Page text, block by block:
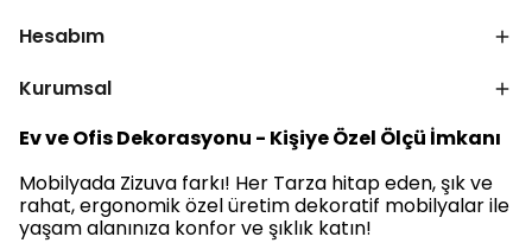
Hesabım
Kurumsal
Ev ve Ofis Dekorasyonu - Kişiye Özel Ölçü İmkanı
Mobilyada Zizuva farkı! Her Tarza hitap eden, şık ve
rahat, ergonomik özel üretim dekoratif mobilyalar ile
yaşam alanınıza konfor ve şıklık katın!